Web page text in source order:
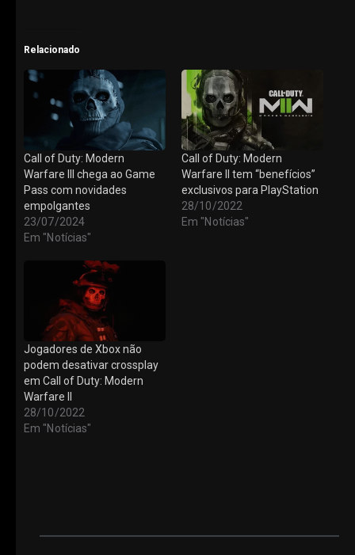
Relacionado
Call of Duty: Modern
Warfare III chega ao Game
Pass com novidades
empolgantes
23/07/2024
Em "Notícias"
Call of Duty: Modern
Warfare II tem “benefícios”
exclusivos para PlayStation
28/10/2022
Em "Notícias"
Jogadores de Xbox não
podem desativar crossplay
em Call of Duty: Modern
Warfare II
28/10/2022
Em "Notícias"